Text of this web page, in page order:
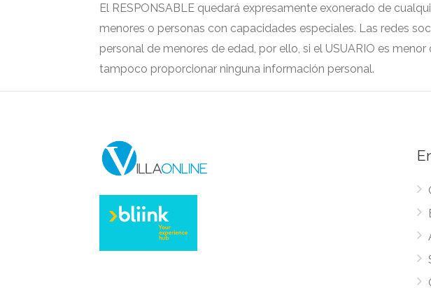
El RESPONSABLE quedará expresamente exonerado de
menores o personas con capacidades especiales. Las redes
personal de menores de edad, por ello, si el USUARIO es
tampoco proporcionar ninguna información personal.